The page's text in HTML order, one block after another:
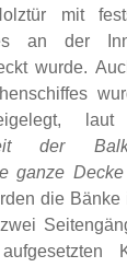
mit
an der
wurde.
der
ganze
die